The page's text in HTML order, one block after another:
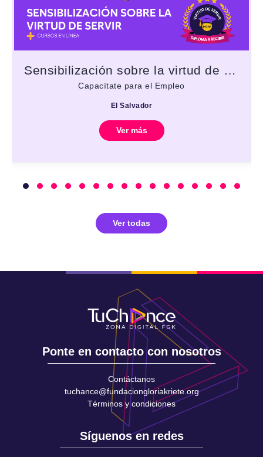
Sensibilización sobre la virtud de servir
Capacítate para el Empleo
El Salvador
Ver más
Ver todas
Ponte en contacto con nosotros
Contáctanos
tuchance@fundaciongloriakriete.org
Términos y condiciones
Síguenos en redes